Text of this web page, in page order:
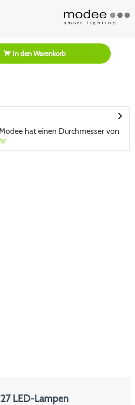
In denWarenkorb
hat einen Durchmesser von
LED-Lampen